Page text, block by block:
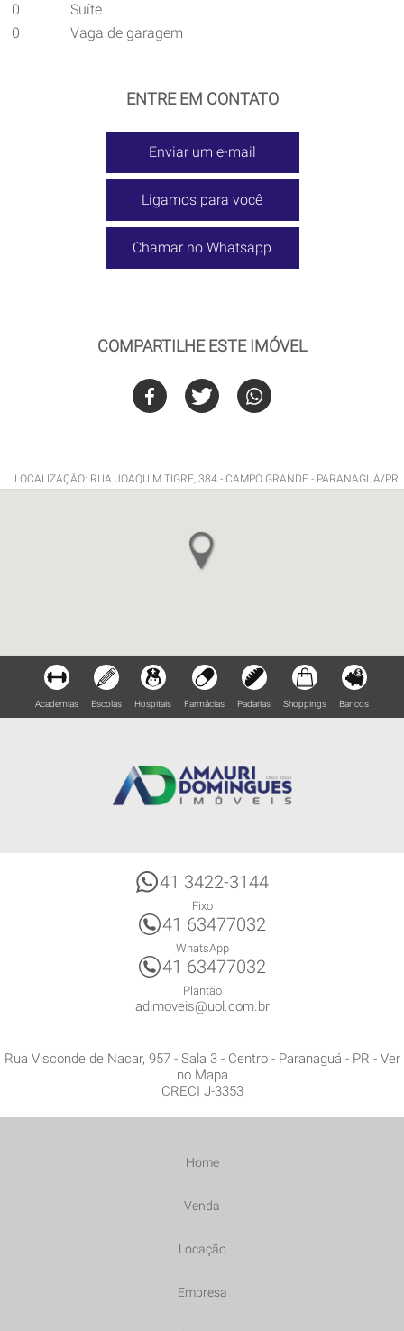
0
Suíte
0
Vaga de garagem
ENTRE EM CONTATO
Enviar um e-mail
Ligamos para você
Chamar no Whatsapp
COMPARTILHE ESTE IMÓVEL
LOCALIZAÇÃO: RUA JOAQUIM TIGRE, 384 - CAMPO GRANDE - PARANAGUÁ/PR
Academias Escolas Hospitais Farmácias Padarias Shoppings Bancos
41 3422-3144
Fixo
41 63477032
WhatsApp
41 63477032
Plantão
adimoveis@uol.com.br
Rua Visconde de Nacar, 957 - Sala 3- Centro - Paranaguá - PR - Ver
no Mapa
CRECI J-3353
Home
Venda
Locação
Empresa